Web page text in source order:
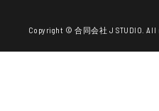
Copyright © 合同会社 J STUDIO. All